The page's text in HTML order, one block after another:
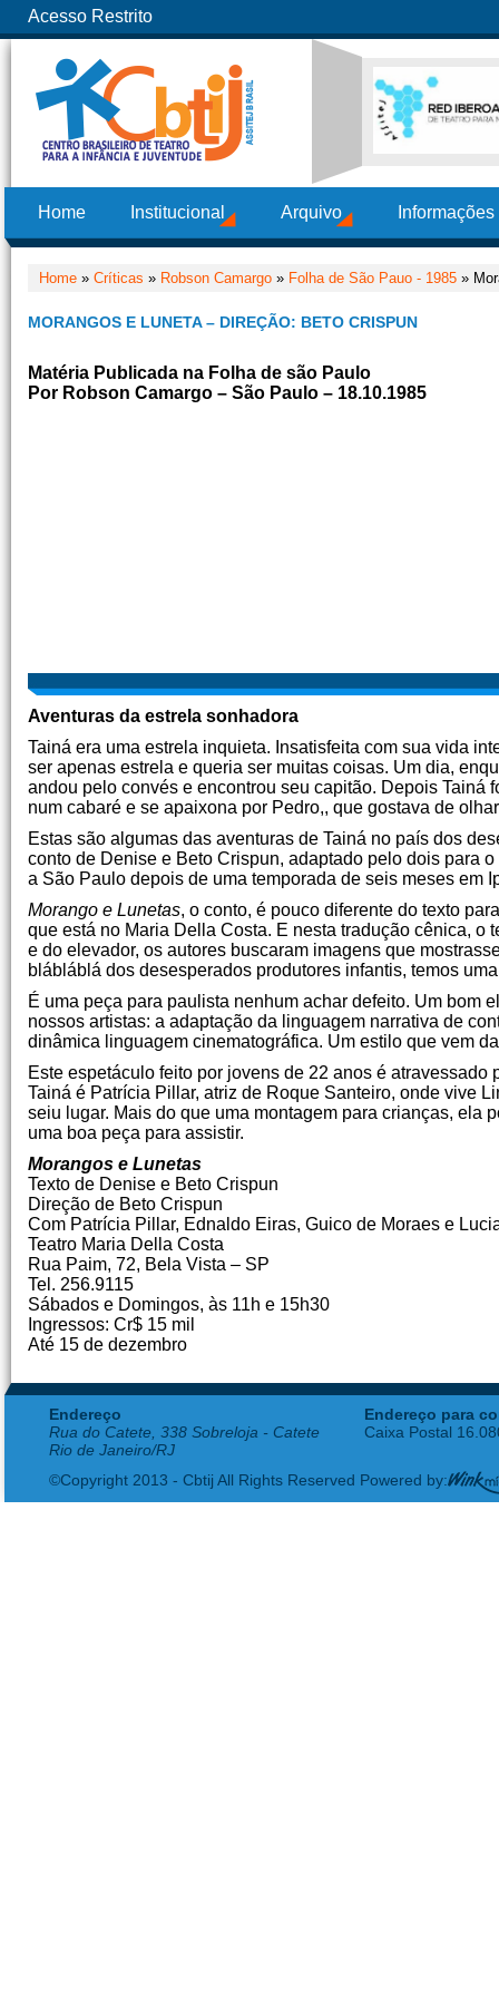
Acesso Restrito
Home Institucional Arquivo
Home » Críticas » Robson Camargo » Folha de São Pauo - 1985 »
MORANGOS E LUNETA – DIREÇÃO: BETO CRISPUN
Matéria Publicada na Folha de são Paulo
Por Robson Camargo – São Paulo – 18.10.1985
Aventuras da estrela sonhadora
Tainá era uma estrela inquieta. Insatisfeita com sua vida
ser apenas estrela e queria ser muitas coisas. Um dia,
andou pelo convés e encontrou seu capitão. Depois Tainá
num cabaré e se apaixona por Pedro,, que gostava de
Estas são algumas das aventuras de Tainá no país dos
conto de Denise e Beto Crispun, adaptado pelo dois para
a São Paulo depois de uma temporada de seis meses em
Morango e Lunetas, o conto, é pouco diferente do texto
que está no Maria Della Costa. E nesta tradução cênica,
e do elevador, os autores buscaram imagens que
blábláblá dos desesperados produtores infantis, temos
É uma peça para paulista nenhum achar defeito. Um bom
nossos artistas: a adaptação da linguagem narrativa de
dinâmica linguagem cinematográfica. Um estilo que vem
Este espetáculo feito por jovens de 22 anos é
Tainá é Patrícia Pillar, atriz de Roque Santeiro, onde vive
seiu lugar. Mais do que uma montagem para crianças, ela
uma boa peça para assistir.
Morangos e Lunetas
Texto de Denise e Beto Crispun
Direção de Beto Crispun
Com Patrícia Pillar, Ednaldo Eiras, Guico de Moraes e
Teatro Maria Della Costa
Rua Paim, 72, Bela Vista – SP
Tel. 256.9115
Sábados e Domingos, às 11h e 15h30
Ingressos: Cr$ 15 mil
Até 15 de dezembro
Endereço
Rua do Catete, 338 Sobreloja - Catete
Rio de Janeiro/RJ
Endereço para
Caixa Postal
©Copyright 2013 - Cbtij All Rights Reserved Powered by: